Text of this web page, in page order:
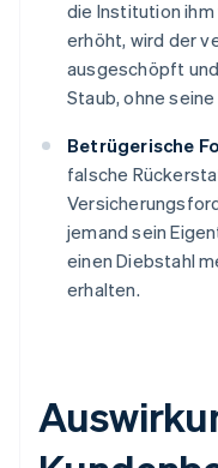
die Institution
erhöht, wird der
ausgeschöpft
Staub, ohne
Betrügerische
falsche
jemand sein
einen Diebstahl
erhalten.